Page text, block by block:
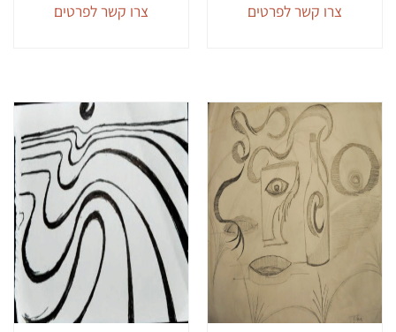
צרו קשר לפרטים
צרו קשר לפרטים